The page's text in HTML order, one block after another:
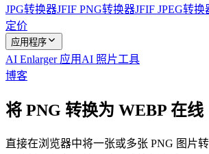
JPG转换器JFIF PNG转换器JFIF JPEG转换
定价
应用程序
AI Enlarger 应用 AI 照片工具
博客
将 PNG 转换为 WEBP 在线
直接在浏览器中将一张或多张 PNG 图片转